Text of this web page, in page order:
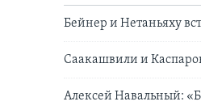
Бейнер и Нетаньяху
Саакашвили и
Алексей Навальный: